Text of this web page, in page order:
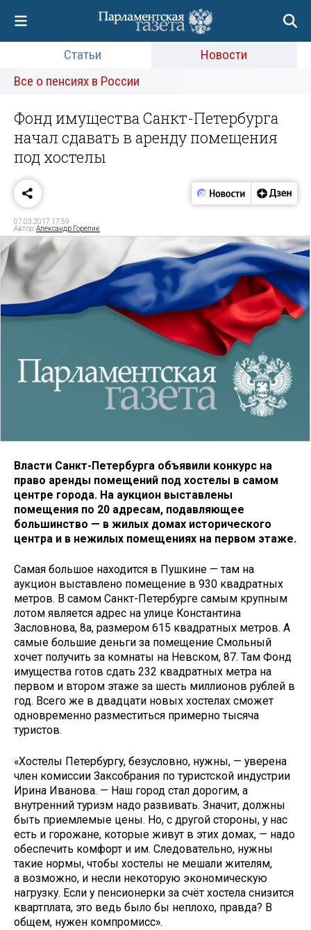
Статьи
Новости
Все о пенсиях в России
Фонд имущества Санкт-Петербурга
начал сдавать в аренду помещения
под хостелы
07.03.2017 17:59
Автор:Александр Горелик
Власти Санкт-Петербурга объявили конкурс на
право аренды помещений под хостелы в самом
центре города. На аукцион выставлены
помещения по 20 адресам, подавляющее
большинство — в жилых домах исторического
центра и в нежилых помещениях на первом этаже.
Самая большое находится в Пушкине — там на
аукцион выставлено помещение в 930 квадратных
метров. В самом Санкт-Петербурге самым крупным
лотом является адрес на улице Константина
Засловнова, 8а, размером 615 квадратных метров. А
самые большие деньги за помещение Смольный
хочет получить за комнаты на Невском, 87. Там Фонд
имущества готов сдать 232 квадратных метра на
первом и втором этаже за шесть миллионов рублей в
год. Всего же в двадцати новых хостелах сможет
одновременно разместиться примерно тысяча
туристов.
«Хостелы Петербургу, безусловно, нужны, — уверена
член комиссии Заксобрания по туристской индустрии
Ирина Иванова. — Наш город стал дорогим, а
внутренний туризм надо развивать. Значит, должны
быть приемлемые цены. Но, с другой стороны, у нас
есть и горожане, которые живут в этих домах, — надо
обеспечить комфорт и им. Следовательно, нужны
такие нормы, чтобы хостелы не мешали жителям,
а возможно, и несли некоторую экономическую
нагрузку. Если у пенсионерки за счёт хостела снизится
квартплата, это ведь было бы неплохо, правда? В
общем, нужен компромисс».